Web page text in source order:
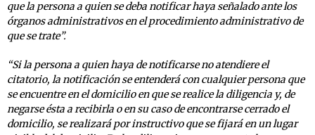
que la persona a quien se deba notificar haya señalado ante los
órganos administrativos en el procedimiento administrativo de
que se trate”.
“Si la persona a quien haya de notificarse no atendiere el
citatorio, la notificación se entenderá con cualquier persona que
se encuentre en el domicilio en que se realice la diligencia y, de
negarse ésta a recibirla o en su caso de encontrarse cerrado el
domicilio, se realizará por instructivo que se fijará en un lugar